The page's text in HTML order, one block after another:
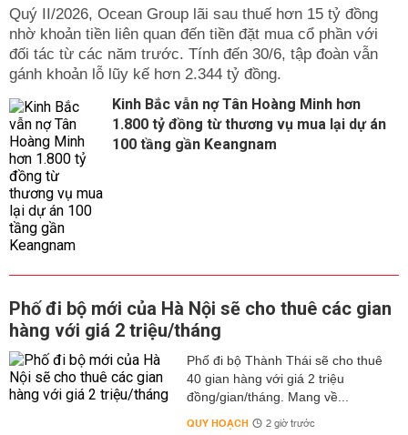
Quý II/2026, Ocean Group lãi sau thuế hơn 15 tỷ đồng
nhờ khoản tiền liên quan đến tiền đặt mua cổ phần với
đối tác từ các năm trước. Tính đến 30/6, tập đoàn vẫn
gánh khoản lỗ lũy kế hơn 2.344 tỷ đồng.
Kinh Bắc vẫn nợ Tân Hoàng Minh hơn
1.800 tỷ đồng từ thương vụ mua lại dự án
100 tầng gần Keangnam
Phố đi bộ mới của Hà Nội sẽ cho thuê các gian
hàng với giá 2 triệu/tháng
Phố đi bộ Thành Thái sẽ cho thuê
40 gian hàng với giá 2 triệu
đồng/gian/tháng. Mang về...
QUY HOẠCH 2 giờ trước